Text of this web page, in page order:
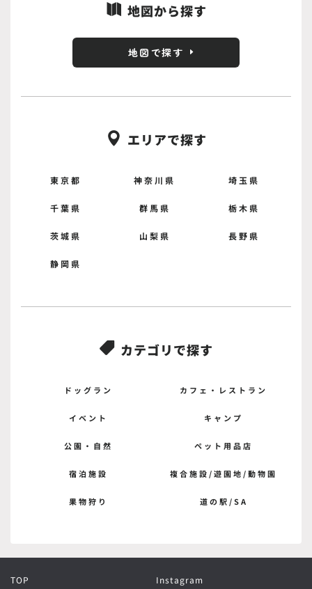
 地図から探す
地図で探す
 エリアで探す
東京都 神奈川県 埼玉県
千葉県 群馬県 栃木県
茨城県 山梨県 長野県
静岡県
 カテゴリで探す
ドッグラン カフェ・レストラン
イベント キャンプ
公園・自然 ペット用品店
宿泊施設 複合施設/遊園地/動物園
果物狩り 道の駅/SA
TOP Instagram